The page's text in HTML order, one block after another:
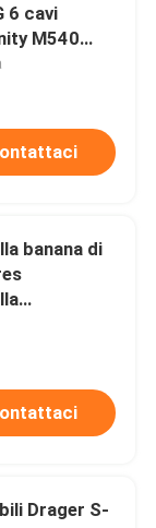
6 cavi
M540
banana di
P-Hilips
Drager S-